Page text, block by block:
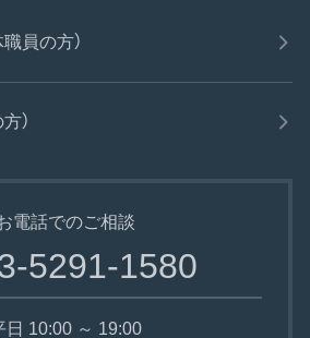
員の方）
）
電話でのご相談
5291-1580
日 10:00 ～ 19:00